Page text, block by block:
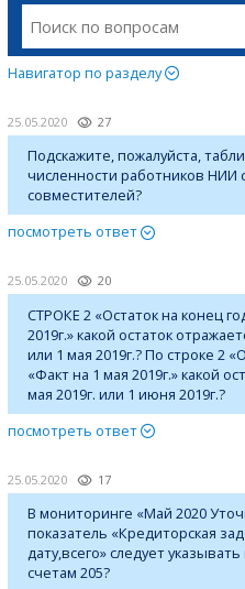
Навигатор по разделу
25.05.2020 27
Подскажите, пожалуйста,
численности работников НИИ
совместителей?
посмотреть ответ
25.05.2020 20
СТРОКЕ 2 «Остаток на конец
2019г.» какой остаток
или 1 мая 2019г.? По строке 2
«Факт на 1 мая 2019г.» какой
мая 2019г. или 1 июня 2019г.?
посмотреть ответ
25.05.2020 17
В мониторинге «Май 2020
показатель «Кредиторская
дату,всего» следует
счетам 205?